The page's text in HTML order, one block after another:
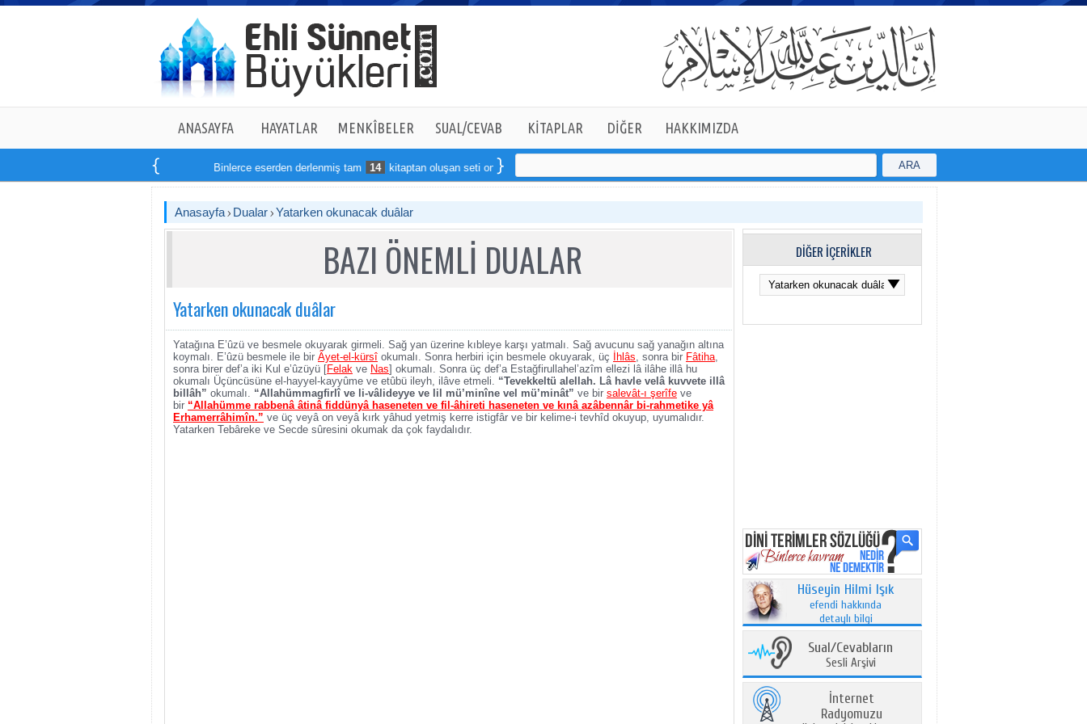
ANASAYFA HAYATLAR MENKÎBELER SUAL/CEVAB KİTAPLAR DİĞER HAKKIMIZDA
Binlerce eserden derlenmiş tam 14 kitaptan oluşan seti online sipariş verebilirsiniz ARA
Anasayfa Dualar Yatarken okunacak duâlar
BAZI ÖNEMLİ DUALAR
Yatarken okunacak duâlar
Yatağına E’ûzü ve besmele okuyarak girmeli. Sağ yan üzerine kıbleye karşı yatmalı. Sağ avucunu sağ yanağın altına
koymalı. E’ûzü besmele ile bir Âyet-el-kürsî okumalı. Sonra herbiri için besmele okuyarak, üç İhlâs, sonra bir Fâtiha,
sonra birer def’a iki Kul e’ûzüyü [Felak ve Nas] okumalı. Sonra üç def’a Estağfirullahel’azîm ellezi lâ ilâhe illâ hu
okumalı Üçüncüsüne el-hayyel-kayyûme ve etûbü ileyh, ilâve etmeli. “Tevekkeltü alellah. Lâ havle velâ kuvvete illâ
billâh” okumalı. “Allahümmagfirlî ve li-vâlideyye ve lil mü’minîne vel mü’minât” ve bir salevât-ı şerîfe ve
bir “Allahümme rabbenâ âtinâ fiddünyâ haseneten ve fil-âhireti haseneten ve kınâ azâbennâr bi-rahmetike yâ
Erhamerrâhimîn.” ve üç veyâ on veyâ kırk yâhud yetmiş kerre istigfâr ve bir kelime-i tevhîd okuyup, uyumalıdır.
Yatarken Tebâreke ve Secde sûresini okumak da çok faydalıdır.
DİĞER İÇERİKLER
Hüseyin Hilmi Işık
efendi hakkında
detaylı bilgi
Sual/Cevabların
Sesli Arşivi
İnternet
Radyomuzu